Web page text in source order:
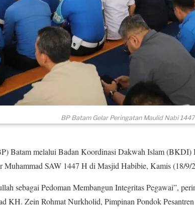
BP Batam Gelar Peringatan Maulid Nabi
Batam melalui Badan Koordinasi Dakwah Islam (BKDI)
Muhammad SAW 1447 H di Masjid Habibie, Kamis (18/9/
sebagai Pedoman Membangun Integritas Pegawai”,
KH. Zein Rohmat Nurkholid, Pimpinan Pondok